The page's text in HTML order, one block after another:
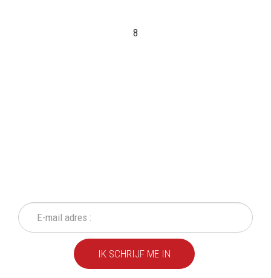
8
IK SCHRIJF ME IN